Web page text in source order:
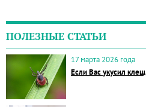
ПОЛЕЗНЫЕ СТАТЬИ
17 марта 2026 года
Если Вас укусил клещ